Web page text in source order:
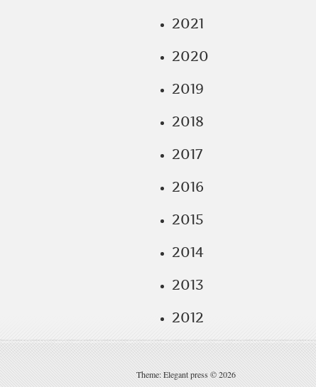
2021
2020
2019
2018
2017
2016
2015
2014
2013
2012
Theme: Elegant press © 2026